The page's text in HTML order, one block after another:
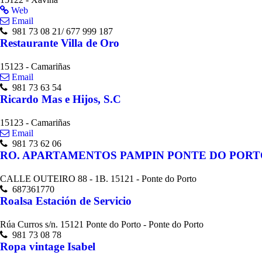
Web
Email
981 73 08 21/ 677 999 187
Restaurante Villa de Oro
15123 - Camariñas
Email
981 73 63 54
Ricardo Mas e Hijos, S.C
15123 - Camariñas
Email
981 73 62 06
RO. APARTAMENTOS PAMPIN PONTE DO
CALLE OUTEIRO 88 - 1B. 15121 - Ponte do Porto
687361770
Roalsa Estación de Servicio
Rúa Curros s/n. 15121 Ponte do Porto - Ponte do Porto
981 73 08 78
Ropa vintage Isabel